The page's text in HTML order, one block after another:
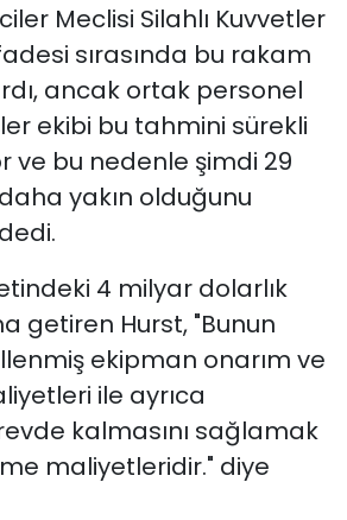
Meclisi Silahlı Kuvvetler
sırasında bu rakam
ancak ortak personel
ekibi bu tahmini sürekli
ve bu nedenle şimdi 29
yakın olduğunu
4 milyar dolarlık
getiren Hurst, "Bunun
ekipman onarım ve
ile ayrıca
kalmasını sağlamak
maliyetleridir." diye